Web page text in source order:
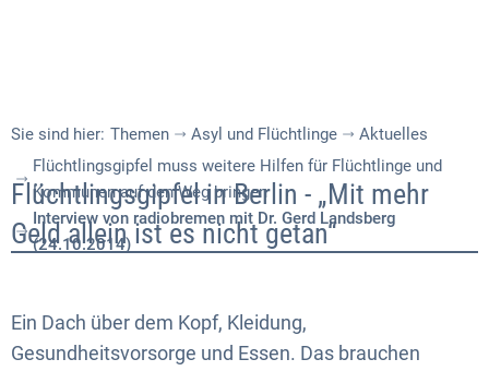
Sie sind hier: Themen Asyl und Flüchtlinge
Aktuelles
Flüchtlingsgipfel muss weitere Hilfen für Flüchtlinge und
Kommunen auf den Weg bringen
Interview von radiobremen mit Dr. Gerd Landsberg
(24.10.2014)
Interview
von
mit
Dr.
Flüchtlingsgipfel in Berlin - „Mit mehr
Geld allein ist es nicht getan“
Ein Dach über dem Kopf, Kleidung,
Gesundheitsvorsorge und Essen. Das brauchen